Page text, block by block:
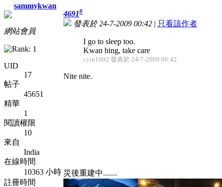
sammykwan
網站會員
UID
17
帖子
45651
精華
1
閱讀權限
10
來自
India
在線時間
10363 小時
註冊時間
4691#
發表於 24-7-2009 00:42 | 只看該作者
I go to sleep too.
Kwan hing, take care
cyin1002 發表於 24-7-2009 00:42
Nite nite.
災後重建中.......